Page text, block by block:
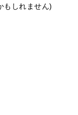
もしれません)